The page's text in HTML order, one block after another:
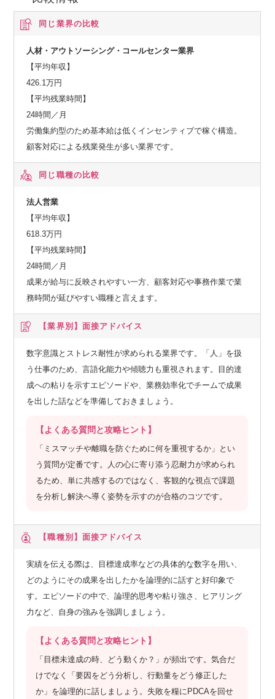
同じ業界の比較
人材・アウトソーシング・コールセンター業界
【平均年収】
426.1万円
【平均残業時間】
24時間／月
労働集約型のため基本給は低くインセンティブで稼ぐ構造。
顧客対応による残業発生が多い業界です。
同じ職種の比較
法人営業
【平均年収】
618.3万円
【平均残業時間】
24時間／月
成果が給与に反映されやすい一方、顧客対応や事務作業で業
務時間が延びやすい職種と言えます。
【業界別】 面接アドバイス
数字意識とストレス耐性が求められる業界です。「人」を扱
う仕事のため、言語化能力や傾聴力も重視されます。目的達
成への粘りを示すエピソードや、業務効率化でチームで成果
を出した話などを準備しておきましょう。
【よくある質問と攻略ヒント】
「ミスマッチや離職を防ぐために何を重視するか」とい
う質問が定番です。人の心に寄り添う忍耐力が求められ
るため、単に共感するのではなく、客観的な視点で課題
を分析し解決へ導く姿勢を示すのが合格のコツです。
【職種別】 面接アドバイス
実績を伝える際は、目標達成率などの具体的な数字を用い、
どのようにその成果を出したかを論理的に話すと好印象で
す。エピソードの中で、論理的思考や粘り強さ、ヒアリング
力など、自身の強みを強調しましょう。
【よくある質問と攻略ヒント】
「目標未達成の時、どう動くか？」が頻出です。気合だ
けでなく「要因をどう分析し、行動量をどう修正した
か」を論理的に話しましょう。失敗を糧にPDCAを回せ